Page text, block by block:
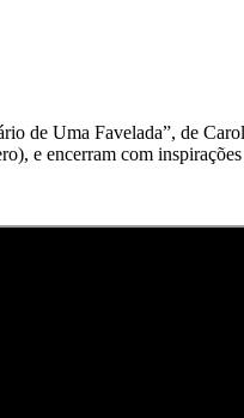
de Uma Favelada”, de
e encerram com